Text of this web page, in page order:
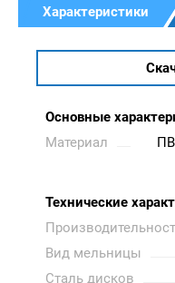
Характеристики
Основные
Материал
Технические
Вид мельницы
Сталь дисков